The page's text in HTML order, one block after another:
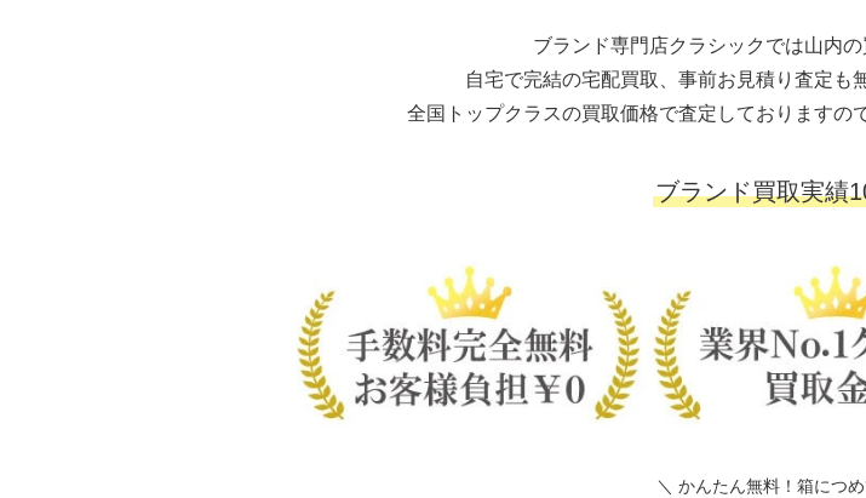
ブランド専門店クラシックでは山内の
自宅で完結の宅配買取、事前お見積り査定も
全国トップクラスの買取価格で査定しておりますの
ブランド買取実績
＼ かんたん無料！箱につ